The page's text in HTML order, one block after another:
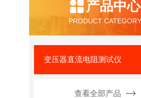
产品中心
PRODUCT CATEGORY
变压器直流电阻测试仪
查看全部产品